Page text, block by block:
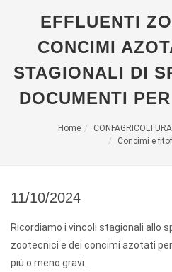
EFFLUENTI
CONCIMI
STAGIONALI DI
DOCUMENTI
Home
Concimi e
11/10/2024
Ricordiamo i vincoli stagionali allo
zootecnici e dei concimi azotati
più o meno gravi.